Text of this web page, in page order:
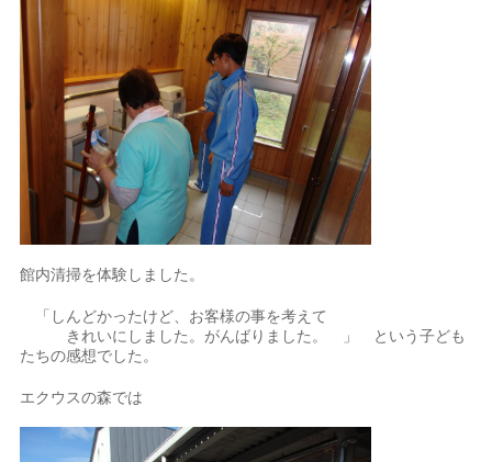
館内清掃を体験しました。
「しんどかったけど、お客様の事を考えて
きれいにしました。がんばりました。 」 という子ども
たちの感想でした。
エクウスの森では